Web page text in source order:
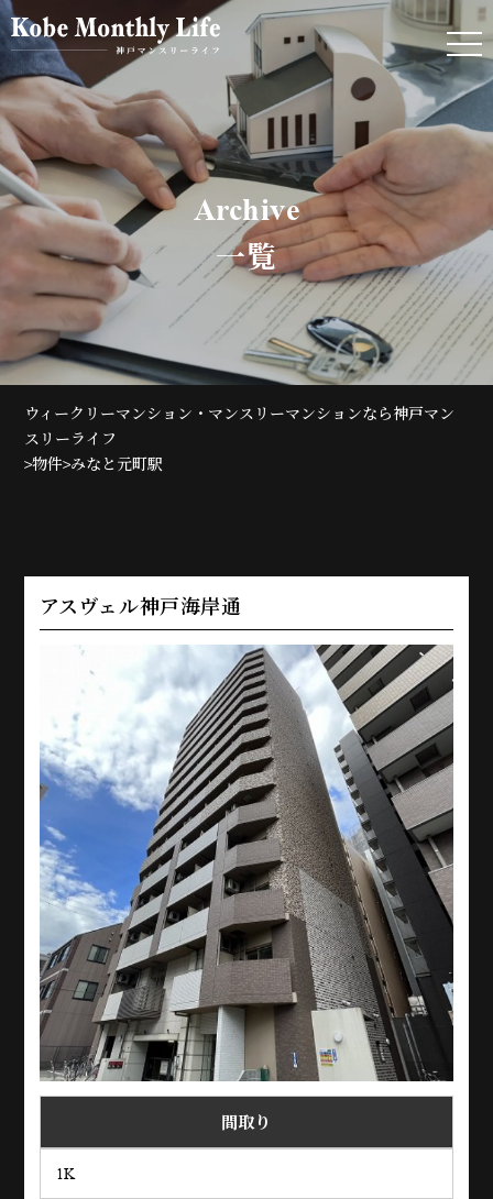
Archive
一覧
ウィークリーマンション・マンスリーマンションなら神戸マン
スリーライフ
>物件>みなと元町駅
アスヴェル神戸海岸通
間取り
1K